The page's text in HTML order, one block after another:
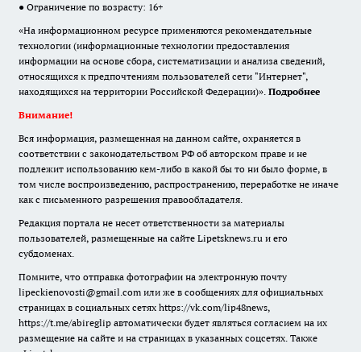
● Ограничение по возрасту: 16+
«На информационном ресурсе применяются рекомендательные
технологии (информационные технологии предоставления
информации на основе сбора, систематизации и анализа сведений,
относящихся к предпочтениям пользователей сети "Интернет",
находящихся на территории Российской Федерации)». Подробнее
Внимание!
Вся информация, размещенная на данном сайте, охраняется в
соответствии с законодательством РФ об авторском праве и не
подлежит использованию кем-либо в какой бы то ни было форме, в
том числе воспроизведению, распространению, переработке не иначе
как с письменного разрешения правообладателя.
Редакция портала не несет ответственности за материалы
пользователей, размещенные на сайте Lipetsknews.ru и его
субдоменах.
Помните, что отправка фотографии на электронную почту
lipeckienovosti@gmail.com или же в сообщениях для официальных
страницах в социальных сетях https://vk.com/lip48news,
https://t.me/abireglip автоматически будет являться согласием на их
размещение на сайте и на страницах в указанных соцсетях. Также